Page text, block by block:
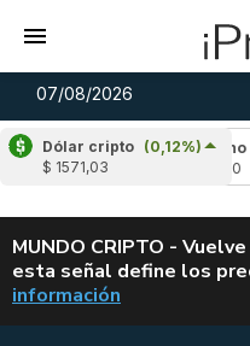
07/08/2026
Dólar cripto (0,12%)
$ 1571,03
Cardano
MUNDO CRIPTO -
esta señal define los
información